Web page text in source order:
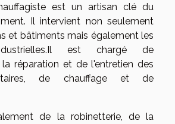
est un artisan clé du
Il intervient non seulement
et bâtiments mais également les
est chargé de
réparation et de l'entretien des
de chauffage et de
de la robinetterie, de la